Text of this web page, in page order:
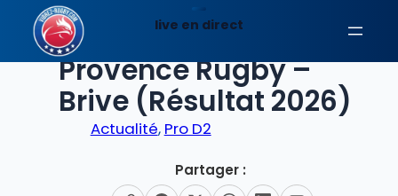
contenu
EN DIRECT
Provence Rugby –
Brive (Résultat 2026)
Actualité, Pro D2
Partager :
live en direct